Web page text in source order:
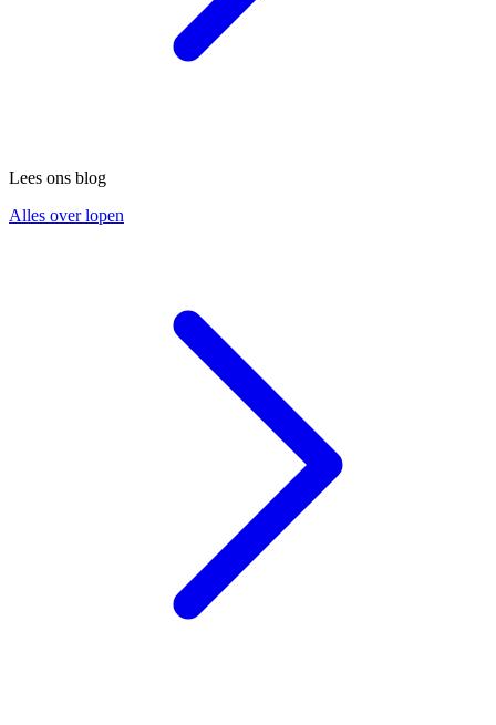
Lees ons blog
Alles over lopen